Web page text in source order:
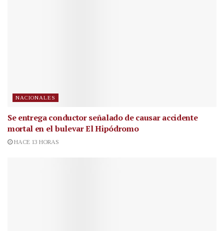
NACIONALES
Se entrega conductor señalado de causar accidente
mortal en el bulevar El Hipódromo
HACE 13 HORAS